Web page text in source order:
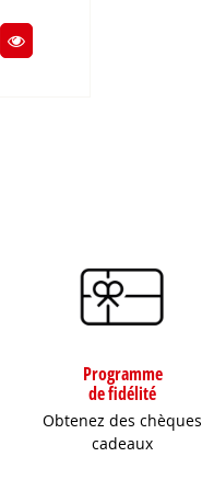
Programme
de fidélité
Obtenez des chèques
cadeaux